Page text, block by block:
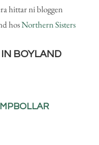
hittar ni bloggen
hosNorthern Sisters
BOYLAND